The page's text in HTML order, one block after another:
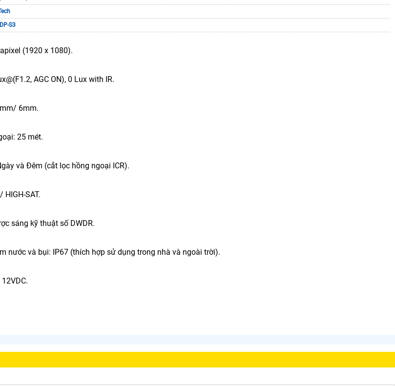
S3
(1920 x 1080).
AGC ON), 0 Lux with IR.
6mm.
25 mét.
và Đêm (cắt lọc hồng ngoại ICR).
HIGH-SAT.
sáng kỹ thuật số DWDR.
nước và bụi: IP67 (thích hợp sử dụng trong nhà và ngoài trời).